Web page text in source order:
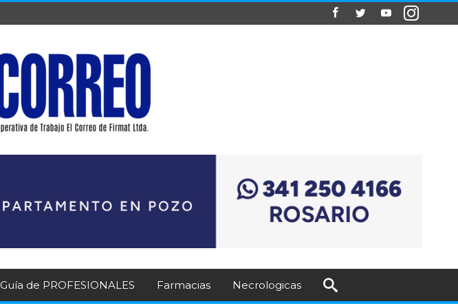
Guía de PROFESIONALES Farmacias Necrologicas